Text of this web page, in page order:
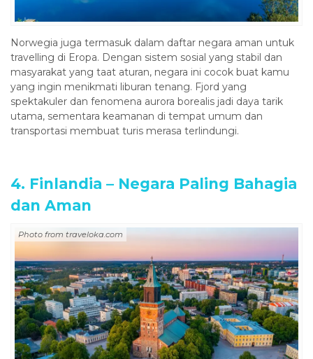
Norwegia juga termasuk dalam daftar negara aman untuk
travelling di Eropa. Dengan sistem sosial yang stabil dan
masyarakat yang taat aturan, negara ini cocok buat kamu
yang ingin menikmati liburan tenang. Fjord yang
spektakuler dan fenomena aurora borealis jadi daya tarik
utama, sementara keamanan di tempat umum dan
transportasi membuat turis merasa terlindungi.
4. Finlandia – Negara Paling Bahagia
dan Aman
Photo from traveloka.com